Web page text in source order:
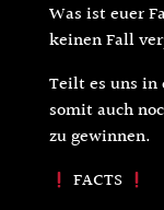
Was ist euer
keinen Fall
Teilt es uns
somit auch
zu gewinnen.
FACTS